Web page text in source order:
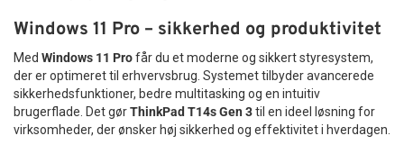
Lang batterilevetid
Nem plug-and-play-installation
Komfortabel og præcis trådløs mus
Pålidelig Logitech-kvalitet
Et praktisk trådløst tastatur- og
musesæt
Windows 11 Pro – sikkerhed og produktivitet
Med Windows 11 Profår du et moderne og sikkert styresystem,
der er optimeret til erhvervsbrug. Systemet tilbyder avancerede
sikkerhedsfunktioner, bedre multitasking og en intuitiv
brugerflade. Det gørThinkPad T14s Gen 3til en ideel løsning for
virksomheder, der ønsker høj sikkerhed og effektivitet i hverdagen.